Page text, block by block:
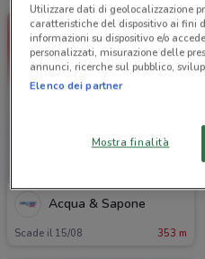
Acqua & Sapone
Scade il 15/08 353 m
Utilizzare dati di geolocalizzazione
caratteristiche del dispositivo ai fini
informazioni su dispositivo e/o
personalizzati, misurazione delle
annunci, ricerche sul pubblico,
Elenco dei partner
Mostra finalità